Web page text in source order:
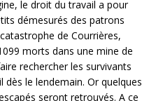
le droit du travail a pour
démesurés des patrons
de Courrières,
morts dans une mine de
rechercher les survivants
le lendemain. Or quelques
seront retrouvés. A ce